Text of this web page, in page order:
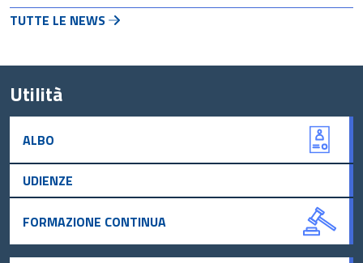
TUTTE LE NEWS
Utilità
ALBO
UDIENZE
FORMAZIONE CONTINUA